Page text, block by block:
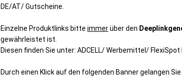
DE/AT/ Gutscheine
Einzelne Produktlinks bitte immerüber den
gewährleistet ist.
Diesen finden Sie unter: ADCELL/ Werbemittel/ FlexiSpot
Durch einen Klick auf den folgenden Banner gelangen Sie